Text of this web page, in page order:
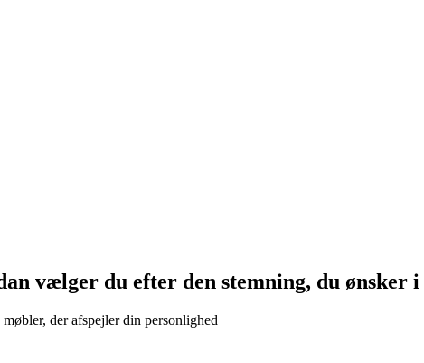
vælger du efter den stemning, du ønsker
der afspejler din personlighed